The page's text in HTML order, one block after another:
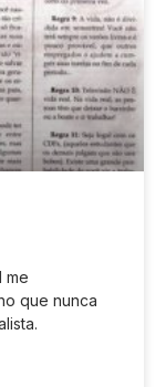
me
que nunca